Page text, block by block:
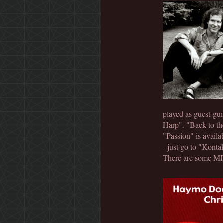
played as guest-
Harp". "Back to
"Passion" is
- just go to
There are some